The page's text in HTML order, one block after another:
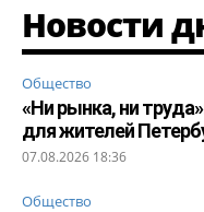
Новости
Общество
«Ни рынка, ни
для жителей
07.08.2026 18:36
Общество